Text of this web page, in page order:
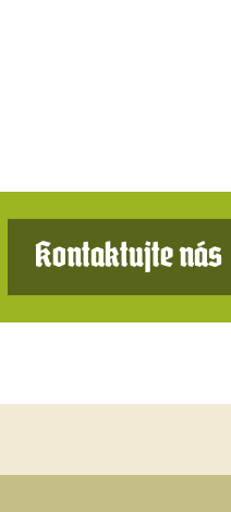
Kontaktujte nás